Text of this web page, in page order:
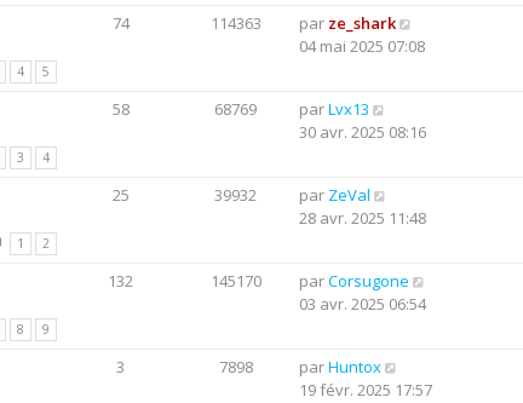
4 5
74 114363 par ze_shark
04 mai 2025 07:08
3 4
58 68769 parLvx13
30 avr. 2025 08:16
1 2
25 39932 par ZeVal
28 avr. 2025 11:48
8 9
132 145170 parCorsugone
03 avr. 2025 06:54
3 7898 parHuntox
19 févr. 2025 17:57